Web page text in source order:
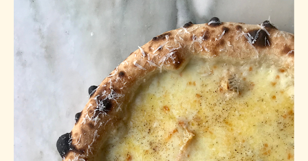
Vente à emporter
LIVRAISON !